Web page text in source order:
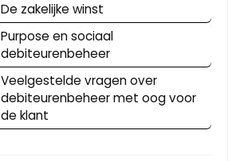
De zakelijke winst
Purpose en sociaal
debiteurenbeheer
Veelgestelde vragen over
debiteurenbeheer met oog voor
de klant